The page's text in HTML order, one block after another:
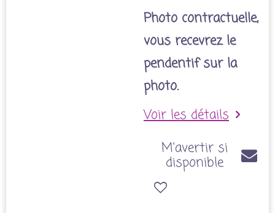
Photo contractuelle,
vous recevrez le
pendentif sur la
photo.
Voir les détails
M'avertir si
disponible